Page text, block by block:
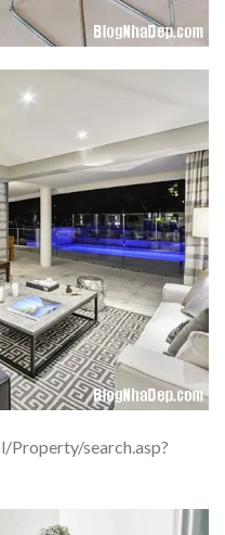
search.asp?